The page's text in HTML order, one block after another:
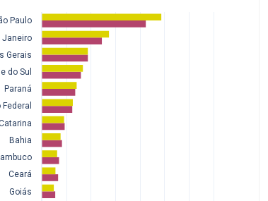
Goiás
Ceará
Bahia
Paraná
do Sul
Gerais
Janeiro
Paulo